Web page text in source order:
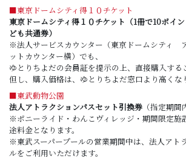
■東京ドームシティ得１０チケット
東京ドームシティ得１０チケット（1冊で10ポイ
ども共通券）
※法人サービスカウンター（東京ドームシティ
ットカウンター横）でも、
ゆとりちよだの会員証を提示の上、直接購入する
但し、購入価格は、ゆとりちよだ窓口より高くな
■東武動物公園
法人アトラクションパスセット引換券 （指定期間
※ポニーライド・わんこヴィレッジ・期間限定施
途料金となります。
※東武スーパープールの営業期間中は、法人アト
ルをご利用いただけます。